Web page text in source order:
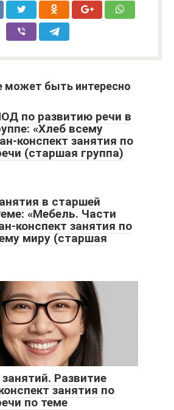
может быть интересно
по развитию речи в
«Хлеб всему
конспект занятия по
(старшая группа)
в старшей
«Мебель. Части
конспект занятия по
миру (старшая
Развитие
занятия по
по теме